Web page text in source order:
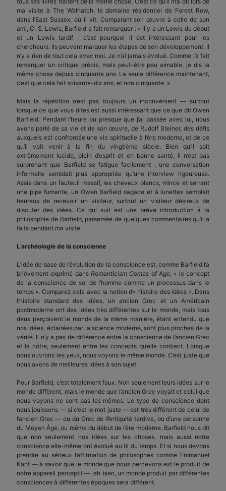
ma visite à The Walhatch, le domaine résidentiel de Forest Row,
dans l’East Sussex, où il vit. Comparant son œuvre à celle de son
ami, C. S. Lewis, Barfield a fait remarquer : « Il y a un Lewis du début
et un Lewis tardif ; c’est pourquoi il est intéressant pour les
chercheurs. Ils peuvent marquer les étapes de son développement. Il
n’y a rien de tout cela avec moi. Je n’ai jamais évolué. Comme l’a fait
remarquer un critique précis, mais peut-être peu aimable, je dis la
même chose depuis cinquante ans. La seule différence maintenant,
c’est que cela fait soixante-dix ans, et non cinquante. »
Mais la répétition n’est pas toujours un inconvénient — surtout
lorsque ce que vous dites est aussi intéressant que ce que dit Owen
Barfield. Pendant l’heure ou presque que j’ai passée avec lui, nous
avons parlé de sa vie et de son œuvre, de Rudolf Steiner, des défis
auxquels est confrontée une vie spirituelle à l’ère moderne, et de ce
qu’il voit venir à la fin du vingtième siècle. Bien qu’il soit
extrêmement lucide, plein d’esprit et en bonne santé, il n’est pas
surprenant que Barfield se fatigue facilement ; une conversation
informelle semblait plus appropriée qu’une interview rigoureuse.
Assis dans un fauteuil massif, les cheveux blancs, mince et serrant
une pipe fumante, un Owen Barfield sagace et à lunettes semblait
heureux de recevoir un visiteur, surtout un visiteur désireux de
discuter des idées. Ce qui suit est une brève introduction à la
philosophie de Barfield, parsemée de quelques commentaires qu’il a
faits pendant ma visite.
L’archéologie de la conscience
L’idée de base de l’évolution de la conscience est, comme Barfield l’a
brièvement exprimé dans Romanticism Comes of Age, « le concept
de la conscience de soi de l’homme comme un processus dans le
temps ». Comparez cela avec la notion d’« histoire des idées ». Dans
l’histoire standard des idées, un ancien Grec et un Américain
postmoderne ont des idées très différentes sur le monde, mais tous
deux perçoivent le monde de la même manière, étant entendu que
nos idées, éclairées par la science moderne, sont plus proches de la
vérité. Il n’y a pas de différence entre la conscience de l’ancien Grec
et la nôtre, seulement entre les concepts qu’elle contient. Lorsque
nous ouvrons les yeux, nous voyons le même monde. C’est juste que
nous avons de meilleures idées à son sujet.
Pour Barfield, c’est totalement faux. Non seulement leurs idées sur le
monde diffèrent, mais le monde que l’ancien Grec voyait et celui que
nous voyons ne sont pas les mêmes. Le type de conscience dont
nous jouissons — si c’est le mot juste — est très différent de celui de
l’ancien Grec — ou du Grec de l’Antiquité tardive, ou d’une personne
du Moyen Âge, ou même du début de l’ère moderne. Barfield nous dit
que non seulement nos idées sur les choses, mais aussi notre
conscience elle-même ont évolué au fil du temps. Et si nous devons
prendre au sérieux l’affirmation de philosophes comme Emmanuel
Kant — à savoir que le monde que nous percevons est le produit de
notre appareil perceptif —, eh bien, un monde produit par différentes
consciences à différentes époques sera différent.